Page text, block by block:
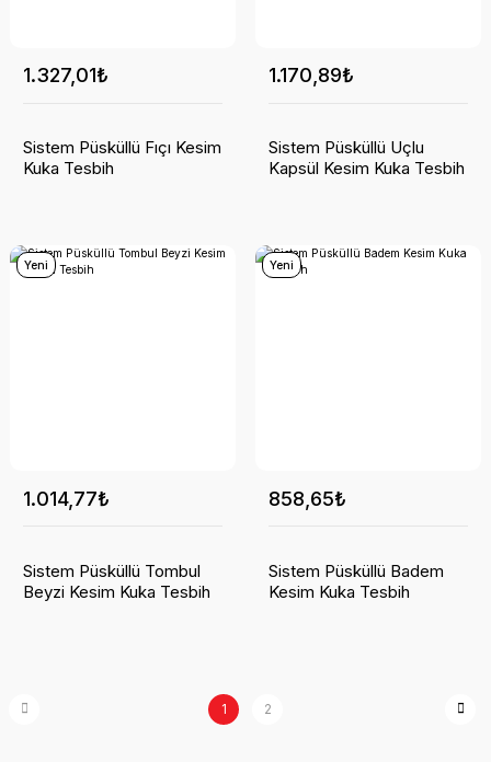
1.327,01₺
Sistem Püsküllü Fıçı Kesim
Kuka Tesbih
1.170,89₺
Sistem Püsküllü Uçlu
Kapsül Kesim Kuka Tesbih
Yeni
1.014,77₺
Sistem Püsküllü Tombul
Beyzi Kesim Kuka Tesbih
Yeni
858,65₺
Sistem Püsküllü Badem
Kesim Kuka Tesbih
1 2